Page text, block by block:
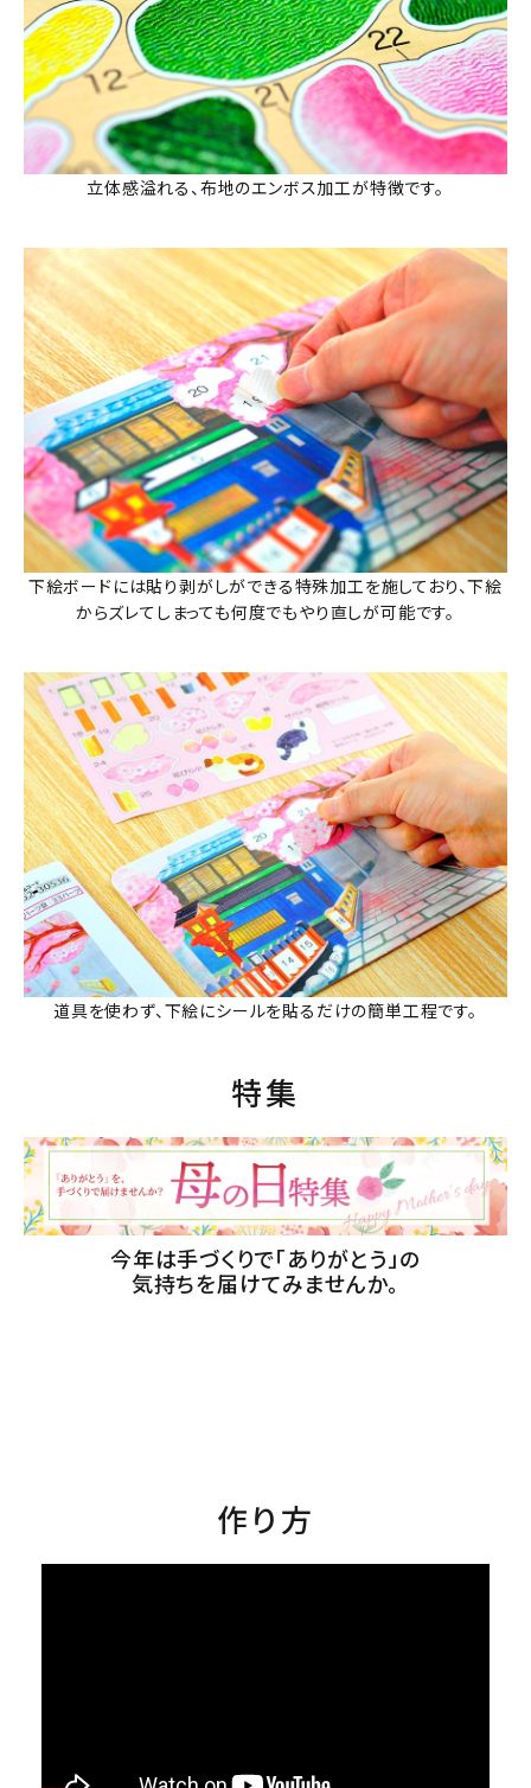
立体感溢れる、布地のエンボス加工が特徴です。
下絵ボードには貼り剥がしができる特殊加工を施しており、下絵
からズレてしまっても何度でもやり直しが可能です。
道具を使わず、下絵にシールを貼るだけの簡単工程です。
特集
今年は手づくりで「ありがとう」の
気持ちを届けてみませんか。
作り方